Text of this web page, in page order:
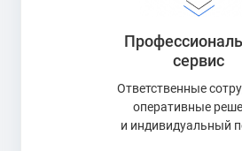
сервис
Ответственные
оперативные
и индивидуальный